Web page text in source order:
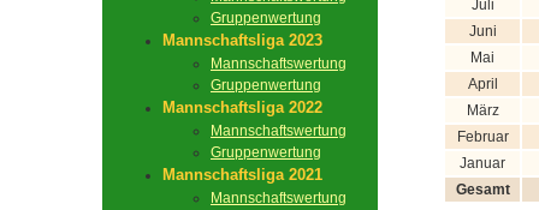
Gruppenwertung
Mannschaftsliga 2023
Mannschaftswertung
Gruppenwertung
Mannschaftsliga 2022
Mannschaftswertung
Gruppenwertung
Mannschaftsliga 2021
Mannschaftswertung
Juli
Juni
Mai
April
März
Februar
Januar
Gesamt